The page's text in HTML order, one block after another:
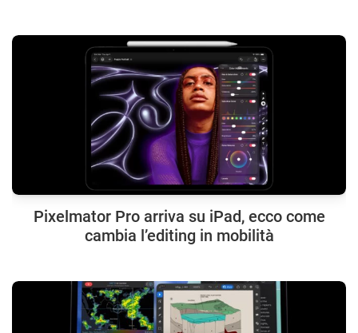
Pixelmator Pro arriva su iPad, ecco come
cambia l’editing in mobilità